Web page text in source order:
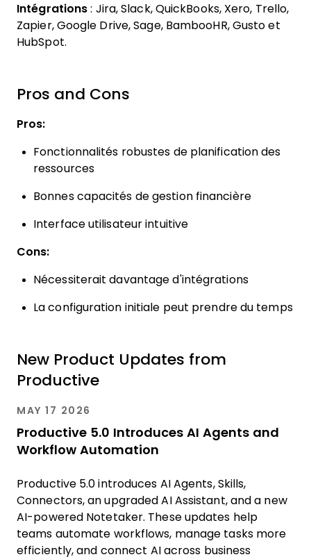
Intégrations : Jira, Slack, QuickBooks, Xero, Trello,
Zapier, Google Drive, Sage, BambooHR, Gusto et
HubSpot.
Pros and Cons
Pros:
Fonctionnalités robustes de planification des
ressources
Bonnes capacités de gestion financière
Interface utilisateur intuitive
Cons:
Nécessiterait davantage d'intégrations
La configuration initiale peut prendre du temps
New Product Updates from
Productive
MAY 17 2026
Productive 5.0 Introduces AI Agents and
Workflow Automation
Productive 5.0 introduces AI Agents, Skills,
Connectors, an upgraded AI Assistant, and a new
AI-powered Notetaker. These updates help
teams automate workflows, manage tasks more
efficiently, and connect AI across business